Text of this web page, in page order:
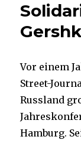
Vor einem
Street-
Russland
Hamburg.